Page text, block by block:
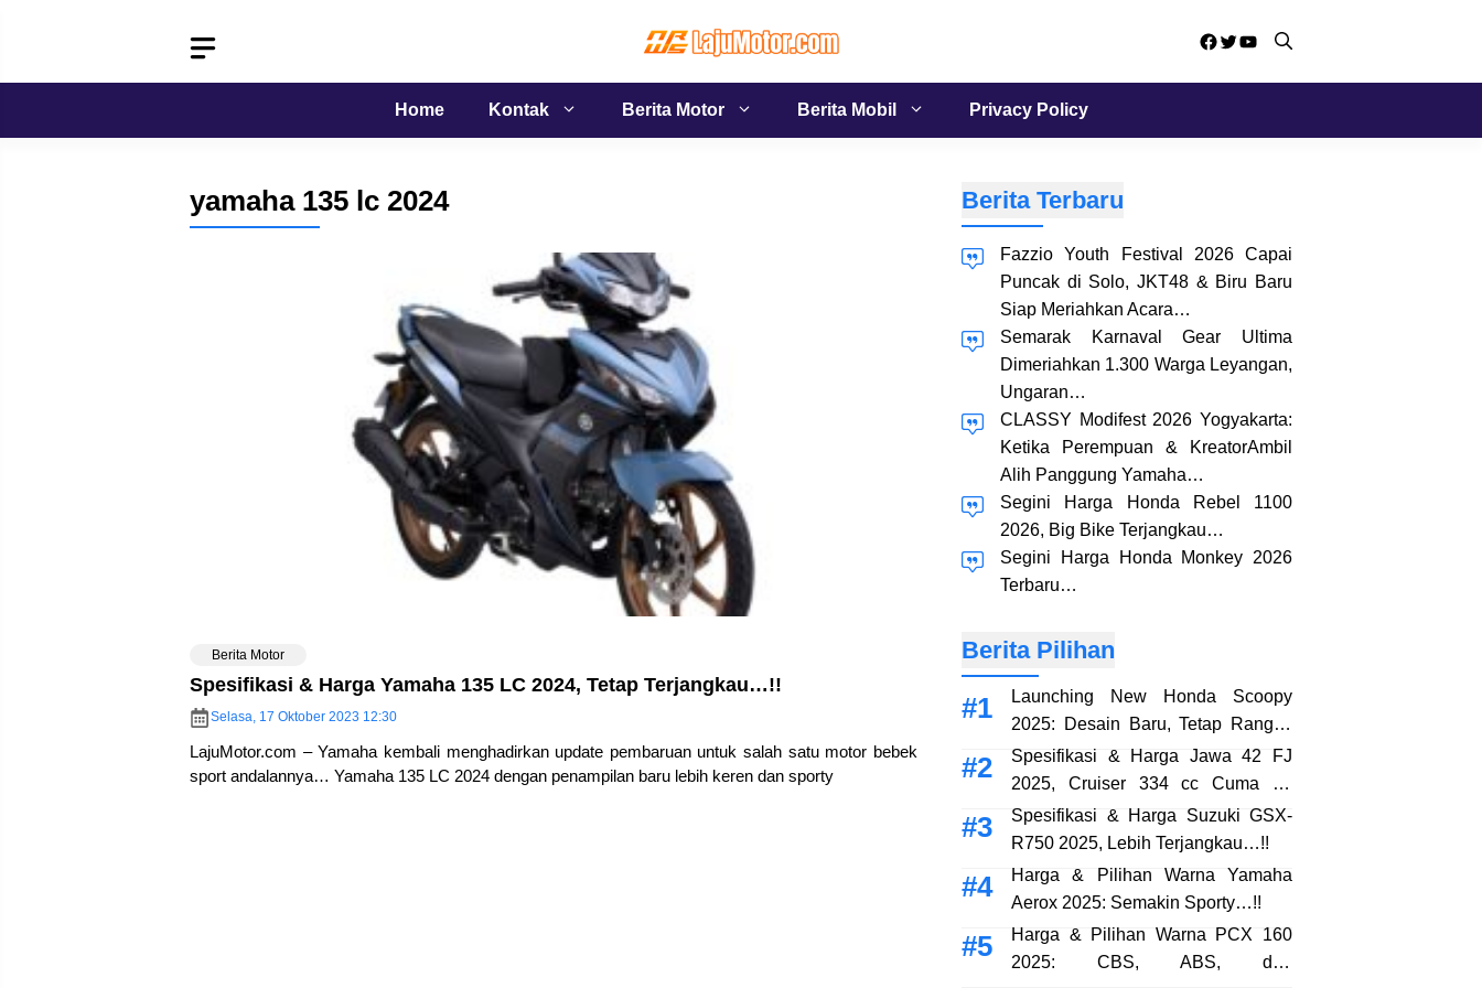
Facebook
Twitter
YouTube
Home Kontak Berita Motor Berita Mobil Privacy Policy
yamaha 135 lc 2024
Berita Motor
Spesifikasi & Harga Yamaha 135 LC 2024, Tetap Terjangkau…!!
Selasa, 17 Oktober 2023 12:30
LajuMotor.com – Yamaha kembali menghadirkan update pembaruan untuk salah satu motor bebek
sport andalannya… Yamaha 135 LC 2024 dengan penampilan baru lebih keren dan sporty
Berita Terbaru
Fazzio Youth Festival 2026 Capai
Puncak di Solo, JKT48 & Biru Baru
Siap Meriahkan Acara…
Semarak Karnaval Gear Ultima
Dimeriahkan 1.300 Warga Leyangan,
Ungaran…
CLASSY Modifest 2026 Yogyakarta:
Ketika Perempuan & KreatorAmbil
Alih Panggung Yamaha…
Segini Harga Honda Rebel 1100
2026, Big Bike Terjangkau…
Segini Harga Honda Monkey 2026
Terbaru…
Berita Pilihan
Launching New Honda Scoopy
2025: Desain Baru, Tetap Rangka
eSAF…!!
Spesifikasi & Harga Jawa 42 FJ
2025, Cruiser 334 cc Cuma 38
Jutaan…!!
Spesifikasi & Harga Suzuki GSX-
R750 2025, Lebih Terjangkau…!!
Harga & Pilihan Warna Yamaha
Aerox 2025: Semakin Sporty…!!
Harga & Pilihan Warna PCX 160
2025: CBS, ABS, dan